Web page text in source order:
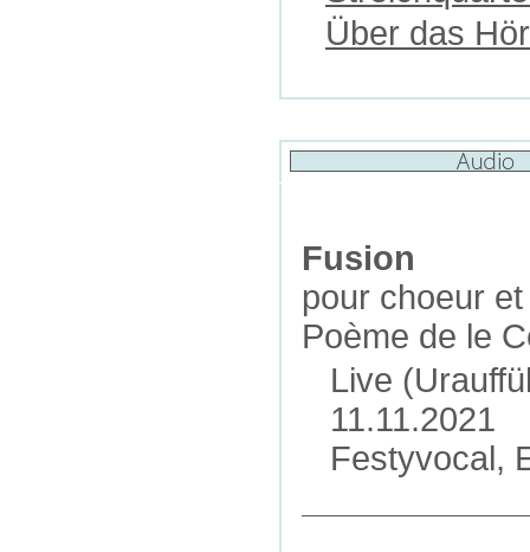
Über das
Fusion
pour choeur
Poème de le
Live
11.11.2021
Festyvocal,